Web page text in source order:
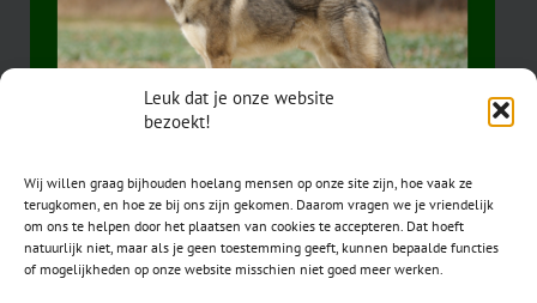
Leuk dat je onze website
bezoekt!
Wij willen graag bijhouden hoelang mensen op onze site zijn, hoe vaak ze
terugkomen, en hoe ze bij ons zijn gekomen. Daarom vragen we je vriendelijk
om ons te helpen door het plaatsen van cookies te accepteren. Dat hoeft
natuurlijk niet, maar als je geen toestemming geeft, kunnen bepaalde functies
of mogelijkheden op onze website misschien niet goed meer werken.